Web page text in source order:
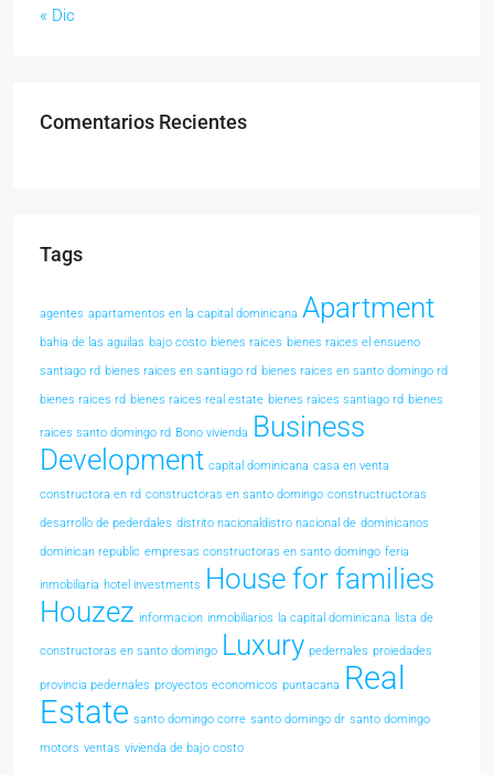
« Dic
Comentarios Recientes
Tags
agentes apartamentos en la capital dominicana Apartment
bahia de las aguilas bajo costo bienes raices bienes raices el ensueno
santiago rd bienes raices en santiago rd bienes raices en santo domingo rd
bienes raices rd bienes raices real estate bienes raices santiago rd bienes
raices santo domingo rd Bono vivienda Business
Development capital dominicana casa en venta
constructora en rd constructoras en santo domingo constructructoras
desarrollo de pederdales distrito nacionaldistro nacional de dominicanos
dominican republic empresas constructoras en santo domingo feria
inmobiliaria hotel investments House for families
Houzez informacion inmobiliarios la capital dominicana lista de
constructoras en santo domingo Luxury pedernales proiedades
provincia pedernales proyectos economicos puntacana Real
Estate santo domingo corre santo domingo dr santo domingo
motors ventas vivienda de bajo costo